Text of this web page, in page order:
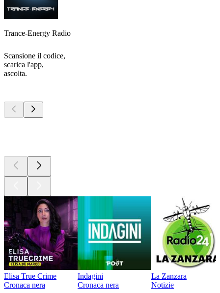
Trance-Energy Radio
Scansione il codice,
scarica l'app,
ascolta.
Elisa True Crime
Cronaca nera
Indagini
Cronaca nera
La Zanzara
Notizie